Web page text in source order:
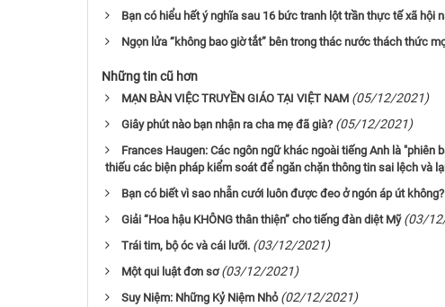
Bạn có hiểu hết ý nghĩa sau 16 bức tranh lột trần thực tế xã hội
Ngọn lửa “không bao giờ tắt” bên trong thác nước thách thức
Những tin cũ hơn
MẠN BÀN VIỆC TRUYỀN GIÁO TẠI VIỆT NAM (05/12/2021)
Giây phút nào bạn nhận ra cha mẹ đã già? (05/12/2021)
Frances Haugen: Các ngôn ngữ khác ngoài tiếng Anh là
thiếu các biện pháp kiểm soát để ngăn chặn thông tin sai lệch và
Bạn có biết vì sao nhẫn cưới luôn được đeo ở ngón áp út không?
Giải “Hoa hậu KHÔNG thân thiện” cho tiếng đàn diệt Mỹ (03/
Trái tim, bộ óc và cái lưỡi. (03/12/2021)
Một qui luật đơn sơ (03/12/2021)
Suy Niệm: Những Kỷ Niệm Nhỏ (02/12/2021)